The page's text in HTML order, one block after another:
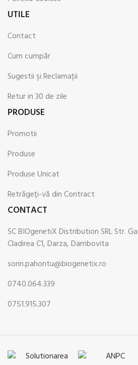
UTILE
Contact
Cum cumpăr
Sugestii şi Reclamaţii
Retur in 30 de zile
PRODUSE
Promotii
Produse
Produse Unicat
Retrăgeți-vă din Contract
CONTACT
SC BIOgenetiX Distribution SRL Str.
Cladirea C1, Darza, Dambovita
sorin.pahontu@biogenetix.ro
0740.064.339
0751.915.307